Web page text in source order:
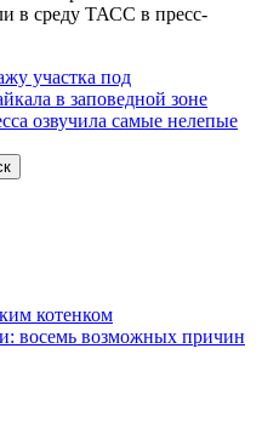
в среду ТАСС в пресс-
участка под
в заповедной зоне
озвучила самые нелепые
котенком
восемь возможных причин